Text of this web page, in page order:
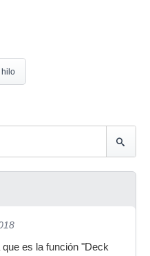
hilo
es la función "Deck